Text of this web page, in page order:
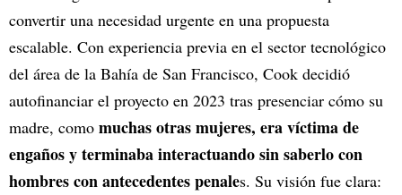
convertir una necesidad urgente en una propuesta
escalable. Con experiencia previa en el sector tecnológico
del área de la Bahía de San Francisco, Cook decidió
autofinanciar el proyecto en 2023 tras presenciar cómo su
madre, como muchas otras mujeres, era víctima de
engaños y terminaba interactuando sin saberlo con
hombres con antecedentes penales. Su visión fue clara: